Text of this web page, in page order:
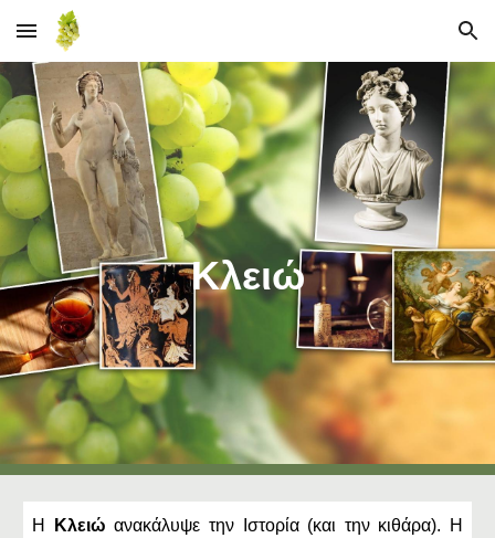
Skip to main content Skip to navigation
Κλειώ
Η Κλειώ ανακάλυψε την Ιστορία (και την κιθάρα). Η